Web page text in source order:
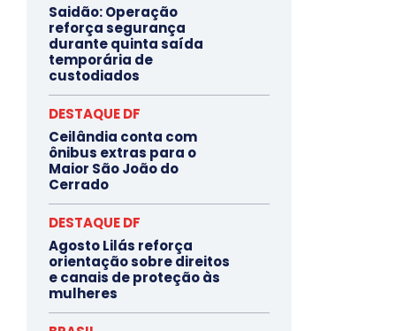
Saidão: Operação
reforça segurança
durante quinta saída
temporária de
custodiados
DESTAQUE DF
Ceilândia conta com
ônibus extras para o
Maior São João do
Cerrado
DESTAQUE DF
Agosto Lilás reforça
orientação sobre direitos
e canais de proteção às
mulheres